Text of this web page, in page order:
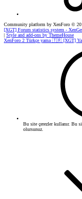
Community platform by XenForo ©
[XGT] Forum statistics system -
| Style and add-ons by ThemeHouse
XenForo 2 Türkçe yama 🇹🇷 [XGT]
Bu site çerezler kullanır. Bu
olursunuz.